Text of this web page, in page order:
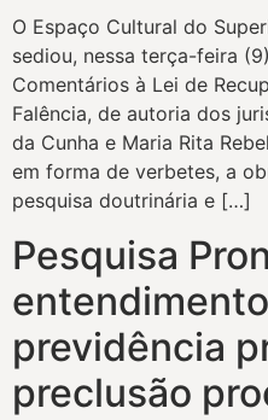
O Espaço Cultural do
sediou, nessa terça-feira
Comentários à Lei de
Falência, de autoria dos
da Cunha e Maria Rita
em forma de verbetes, a
pesquisa doutrinária e […]
Pesquisa
previdência
preclusão